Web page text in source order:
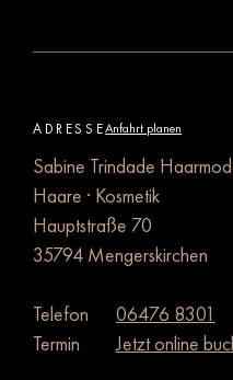
ADRESSEAnfahrt planen
Sabine Trindade
Haare · Kosmetik
Hauptstraße 70
35794 Mengerskirchen
Telefon
06476 8301
Termin
Jetzt online